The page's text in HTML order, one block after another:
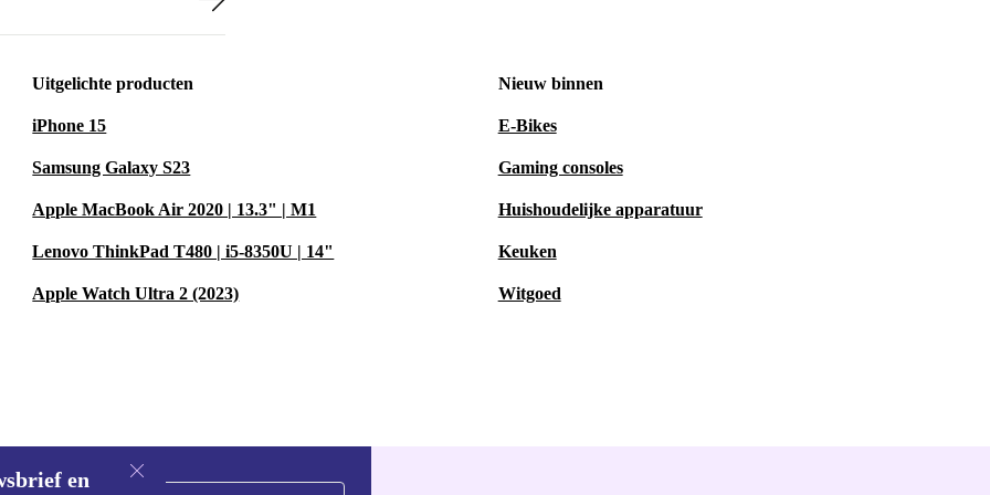
gaat
mm
draag je
vroeg tot
bewegen,
dagelijkse
Uitgelichte producten
iPhone 15
Samsung Galaxy S23
Apple MacBook Air 2020 | 13.3" | M1
Lenovo ThinkPad T480 | i5-8350U | 14"
Apple Watch Ultra 2 (2023)
Nieuw binnen
E-Bikes
Gaming consoles
Huishoudelijke apparatuur
Keuken
Witgoed
en